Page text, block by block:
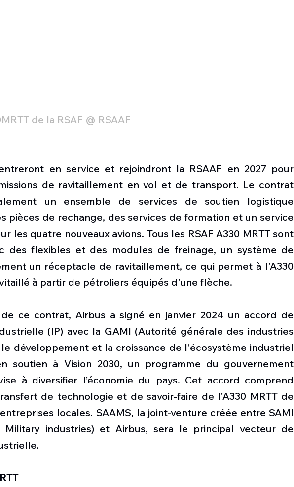
de la RSAF @ RSAAF
en service et rejoindront la RSAAF en 2027 pour
de ravitaillement en vol et de transport. Le contrat
un ensemble de services de soutien logistique
pièces de rechange, des services de formation et un service
les quatre nouveaux avions. Tous les RSAF A330 MRTT sont
des flexibles et des modules de freinage, un système de
un réceptacle de ravitaillement, ce qui permet à l'A330
à partir de pétroliers équipés d'une flèche.
ce contrat, Airbus a signé en janvier 2024 un accord de
(IP) avec la GAMI (Autorité générale des industries
développement et la croissance de l'écosystème industriel
soutien à Vision 2030, un programme du gouvernement
à diversifier l’économie du pays. Cet accord comprend
de technologie et de savoir-faire de l'A330 MRTT de
locales. SAAMS, la joint-venture créée entre SAMI
Military industries) et Airbus, sera le principal vecteur de